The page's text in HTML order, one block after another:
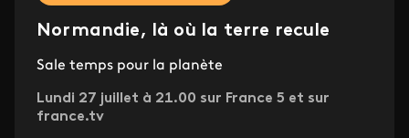
Normandie, là où la terre recule
Sale temps pour la planète
Lundi 27 juillet à 21.00 sur France 5 et sur
france.tv